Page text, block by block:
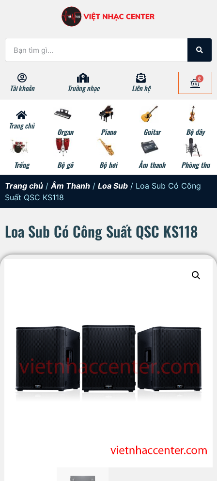
Tài khoản Trường nhạc Liên hệ
0
Trang chủ
Organ Piano Guitar Bộ dây
Trống Bộ gõ Bộ hơi Âm thanh Phòng thu
Trang chủ / Âm Thanh / Loa Sub / Loa Sub Có Công
Suất QSC KS118
Loa Sub Có Công Suất QSC KS118